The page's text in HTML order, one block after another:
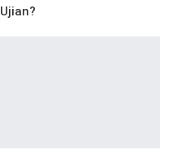
Ujian?